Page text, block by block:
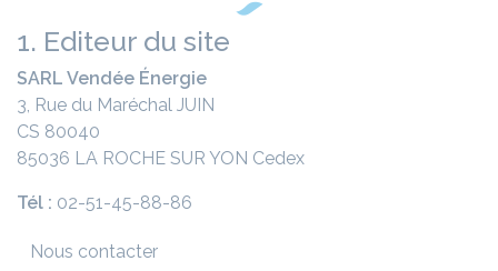
1. Editeur du site
SARL Vendée Énergie
3, Rue du Maréchal JUIN
CS 80040
85036 LA ROCHE SUR YON Cedex
Tél : 02-51-45-88-86
Nous contacter